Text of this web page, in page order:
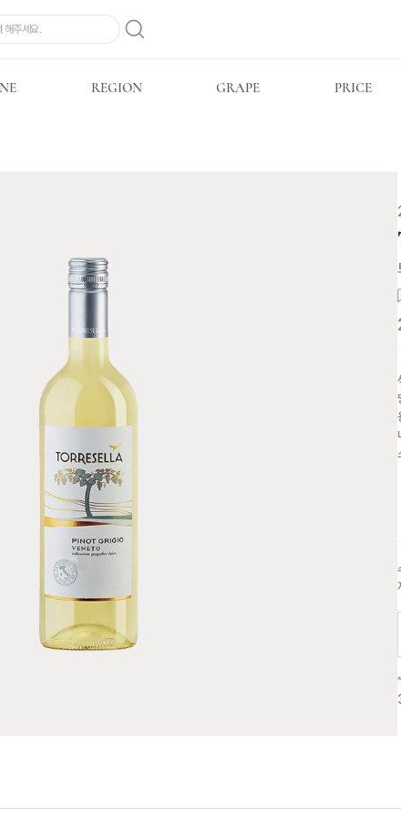
REGION GRAPE PRICE